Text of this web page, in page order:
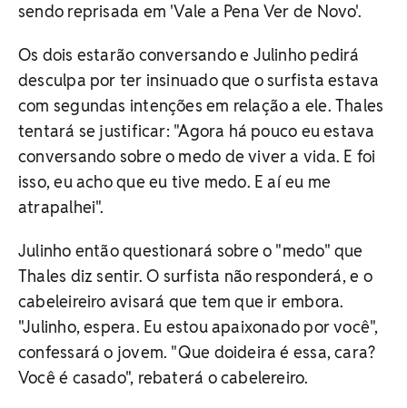
sendo reprisada em 'Vale a Pena Ver de Novo'.
Os dois estarão conversando e Julinho pedirá
desculpa por ter insinuado que o surfista estava
com segundas intenções em relação a ele. Thales
tentará se justificar: "Agora há pouco eu estava
conversando sobre o medo de viver a vida. E foi
isso, eu acho que eu tive medo. E aí eu me
atrapalhei".
Julinho então questionará sobre o "medo" que
Thales diz sentir. O surfista não responderá, e o
cabeleireiro avisará que tem que ir embora.
"Julinho, espera. Eu estou apaixonado por você",
confessará o jovem. "Que doideira é essa, cara?
Você é casado", rebaterá o cabelereiro.